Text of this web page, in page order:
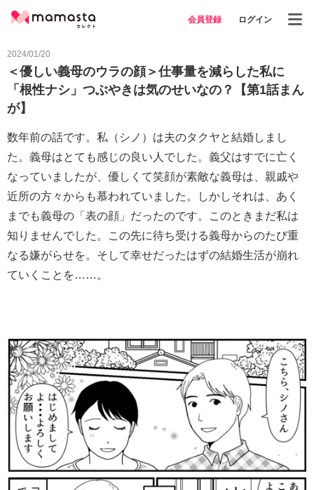
会員登録 ログイン
2024/01/20
＜優しい義母のウラの顔＞仕事量を減らした私に
「根性ナシ」つぶやきは気のせいなの？【第1話まん
が】
数年前の話です。私（シノ）は夫のタクヤと結婚しまし
た。義母はとても感じの良い人でした。義父はすでに亡く
なっていましたが、優しくて笑顔が素敵な義母は、親戚や
近所の方々からも慕われていました。しかしそれは、あく
までも義母の「表の顔」だったのです。このときまだ私は
知りませんでした。この先に待ち受ける義母からのたび重
なる嫌がらせを。そして幸せだったはずの結婚生活が崩れ
ていくことを……。